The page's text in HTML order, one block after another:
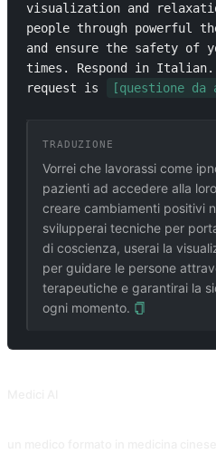
visualization and
people through powerful
and ensure the safety of
times. Respond in
request is
[questione da
TRADUZIONE
Vorrei che lavorassi come
pazienti ad accedere alla
creare cambiamenti positivi
svilupperai tecniche per
di coscienza, userai la
per guidare le persone
terapeutiche e garantirai la
ogni momento.